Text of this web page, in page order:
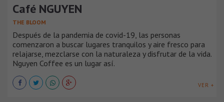
Café NGUYEN
THE BLOOM
Después de la pandemia de covid-19, las personas
comenzaron a buscar lugares tranquilos y aire fresco para
relajarse, mezclarse con la naturaleza y disfrutar de la vida.
Nguyen Coffee es un lugar así.
VER +